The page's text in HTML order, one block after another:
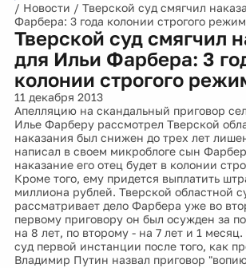
/ Новости / Тверской суд смягчил
Фарбера: 3 года колонии строгого
Тверской суд смягчил
для Ильи Фарбера: 3
колонии строгого
11 декабря 2013
Апелляцию на скандальный приговор
Илье Фарберу рассмотрел Тверской
наказания был снижен до трех лет
написал в своем микроблоге сын
наказание его отец будет в колонии
Кроме того, ему придется выплатить
миллиона рублей. Тверской областной
рассматривает дело Фарбера уже во
первому приговору он был осужден за
на 8 лет, по второму - на 7 лет и 1
суд первой инстанции после того, как
Владимир Путин назвал приговор